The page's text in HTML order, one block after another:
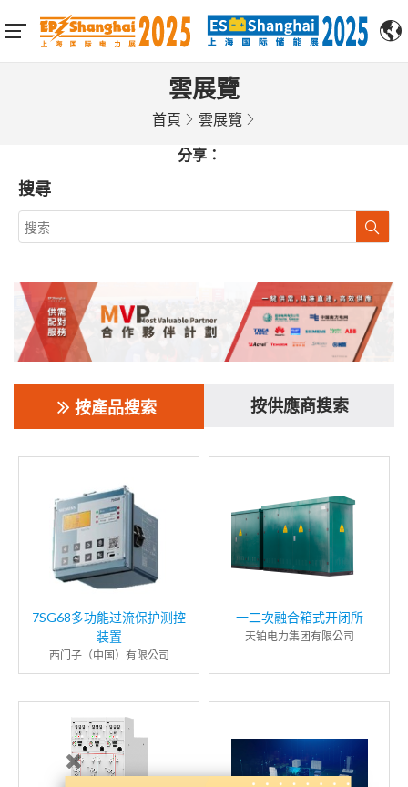
雲展覽
首頁 雲展覽
分享：
搜尋
按產品搜索 按供應商搜索
7SG68多功能过流保护测控
装置
西门子（中国）有限公司
一二次融合箱式开闭所
天铂电力集团有限公司